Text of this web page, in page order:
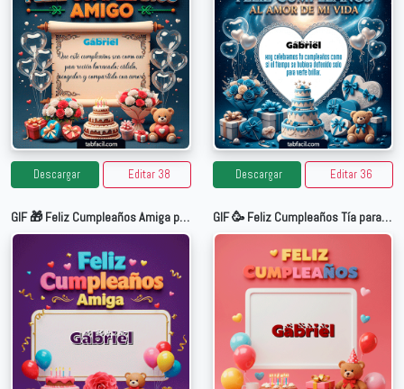
Descargar Editar 38 Descargar Editar 36
GIF 🎁 Feliz Cumpleaños Amiga para Gabriel GIF 🥳 Feliz Cumpleaños Tía para Gabriel